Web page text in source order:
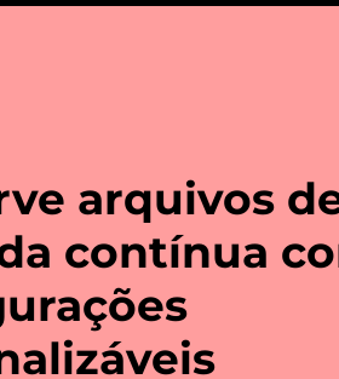
arquivos
contínua